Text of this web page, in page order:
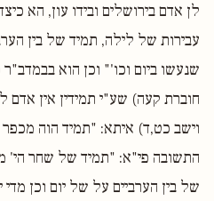
לן אדם בירושלים ובידו עון, הא
עבירות של לילה, תמיד של בין
שנעשו ביום וכו'" וכן הוא
חוברת קעה) שע"י תמידין אין אדם
וישב כט,ד) איתא: "תמיד הוה מכפר
התשובה פי"א: "תמיד של שחר הי'
של בין הערביים על של יום וכן